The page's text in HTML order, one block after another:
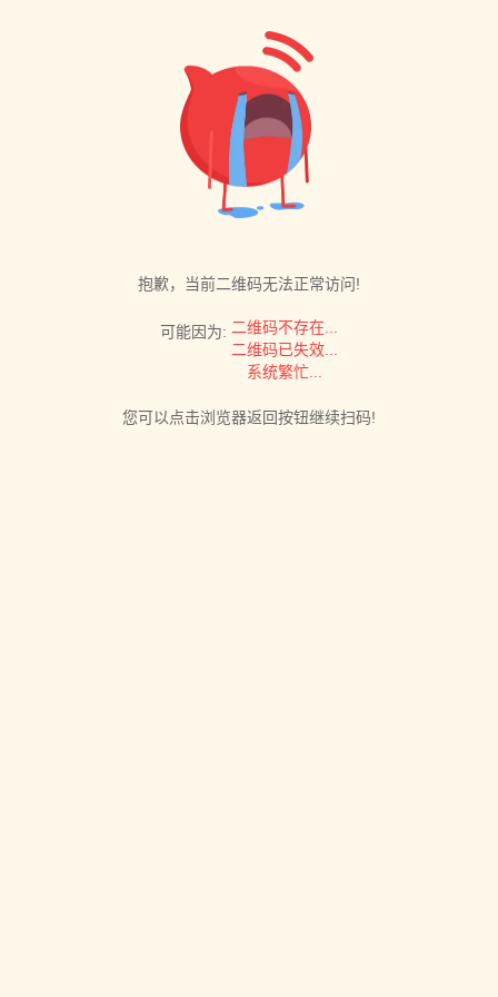
抱歉，当前二维码无法正常访问!
可能因为: 二维码不存在...
二维码已失效...
系统繁忙...
您可以点击浏览器返回按钮继续扫码!